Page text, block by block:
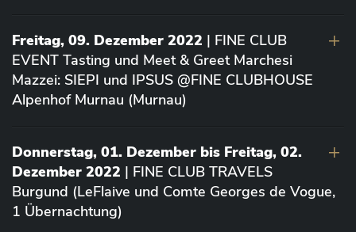
Freitag, 09. Dezember 2022 | FINE CLUB
EVENT Tasting und Meet & Greet Marchesi
Mazzei: SIEPI und IPSUS @FINE CLUBHOUSE
Alpenhof Murnau (Murnau)
Donnerstag, 01. Dezember bis Freitag, 02.
Dezember 2022 | FINE CLUB TRAVELS
Burgund (LeFlaive und Comte Georges de Vogue,
1 Übernachtung)